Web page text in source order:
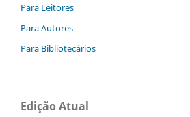
Para Leitores
Para Autores
Para Bibliotecários
Edição Atual